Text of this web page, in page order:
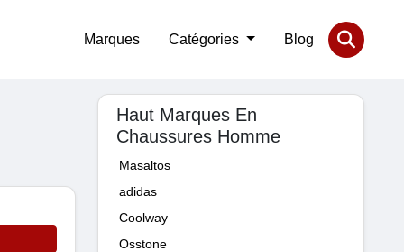
Marques Catégories Blog
Haut Marques En
Chaussures Homme
Masaltos
adidas
Coolway
Osstone